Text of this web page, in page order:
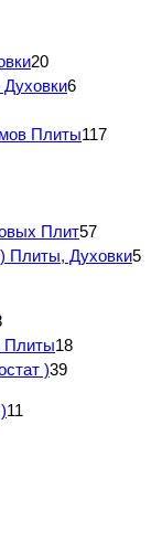
20
6
Плиты117
Плит57
Плиты, Духовки5
Плиты18
)39
11